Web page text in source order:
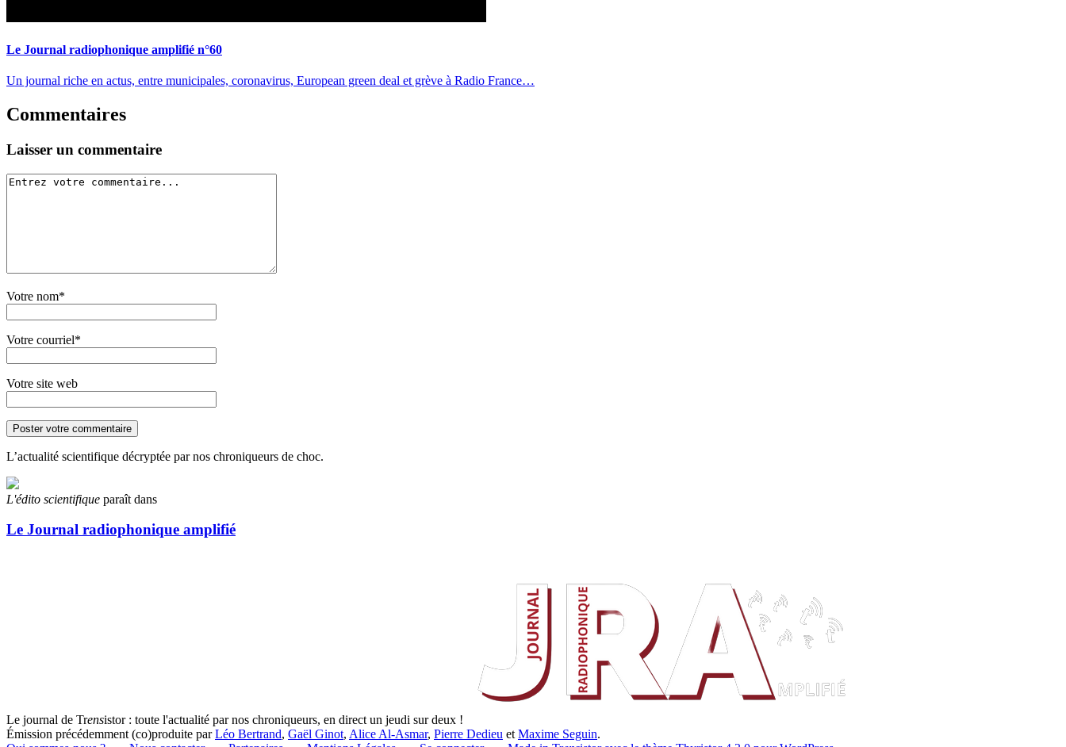
Le Journal radiophonique amplifié n°60
Un journal riche en actus, entre municipales, coronavirus, European green deal et grève à Radio France…
Commentaires
Laisser un commentaire
Votre nom*
Votre courriel*
Votre site web
L’actualité scientifique décryptée par nos chroniqueurs de choc.
L'édito scientifique paraît dans
Le Journal radiophonique amplifié
Le journal de Trensistor : toute l'actualité par nos chroniqueurs, en direct un jeudi sur deux !
Émission précédemment (co)produite parLéo Bertrand, Gaël Ginot, Alice Al-Asmar, Pierre Dedieu et Maxime Seguin.